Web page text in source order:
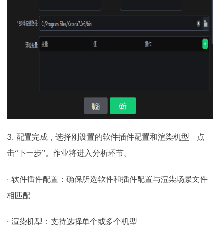
3. 配置完成，选择刚设置的软件插件配置和渲染机型，点
击“下一步”。作业将进入分析环节。
· 软件插件配置：确保所选软件和插件配置与渲染场景文件
相匹配
· 渲染机型：支持选择单个或多个机型